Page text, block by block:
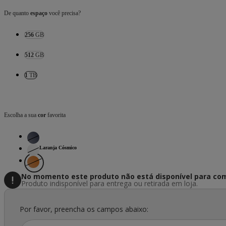
De quanto espaço você precisa?
256 GB
512 GB
1 TB
Escolha a sua cor favorita
Laranja Cósmico
No momento este produto não está disponível para
Produto indisponível para entrega ou retirada em loja.
Por favor, preencha os campos abaixo: